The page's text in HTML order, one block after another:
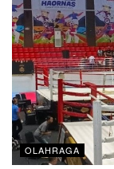
OLAHRAGA